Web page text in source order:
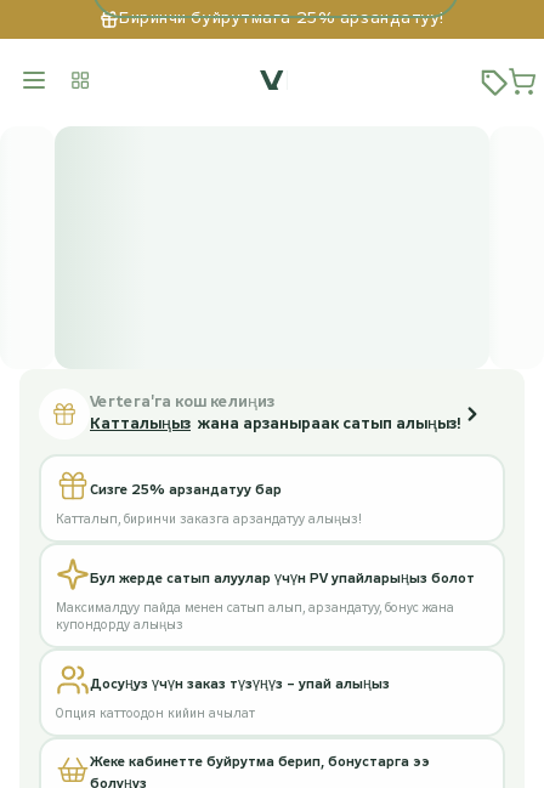
Биринчи буйрутмага 25% арзандатуу!
Vertera'га кош келиңиз
Катталыңыз жана арзаныраак сатып алыңыз!
Сизге 25% арзандатуу бар
Катталып, биринчи заказга арзандатуу алыңыз!
Бул жерде сатып алуулар үчүн PV упайларыңыз болот
Максималдуу пайда менен сатып алып, арзандатуу, бонус жана
купондорду алыңыз
Досуңуз үчүн заказ түзүңүз – упай алыңыз
Опция каттоодон кийин ачылат
Жеке кабинетте буйрутма берип, бонустарга ээ
болуңуз